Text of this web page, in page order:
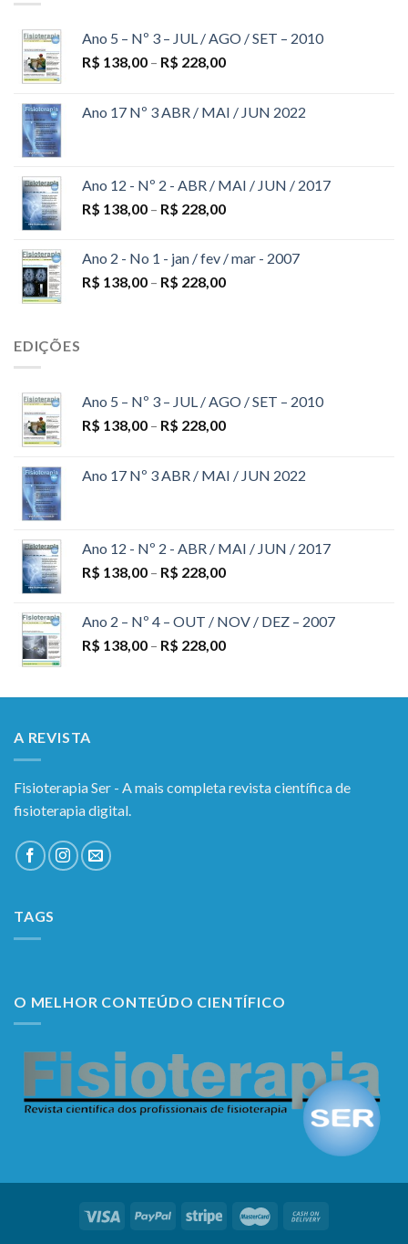
Ano 5 – Nº 3 – JUL / AGO / SET – 2010
R$ 138,00 – R$ 228,00
Ano 17 Nº 3 ABR / MAI / JUN 2022
Ano 12 - Nº 2 - ABR / MAI / JUN / 2017
R$ 138,00 – R$ 228,00
Ano 2 - No 1 - jan / fev / mar - 2007
R$ 138,00 – R$ 228,00
EDIÇÕES
Ano 5 – Nº 3 – JUL / AGO / SET – 2010
R$ 138,00 – R$ 228,00
Ano 17 Nº 3 ABR / MAI / JUN 2022
Ano 12 - Nº 2 - ABR / MAI / JUN / 2017
R$ 138,00 – R$ 228,00
Ano 2 – Nº 4 – OUT / NOV / DEZ – 2007
R$ 138,00 – R$ 228,00
A REVISTA
Fisioterapia Ser - A mais completa revista científica de
fisioterapia digital.
TAGS
O MELHOR CONTEÚDO CIENTÍFICO